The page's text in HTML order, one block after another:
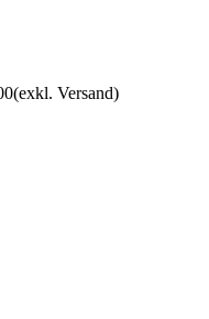
(exkl. Versand)